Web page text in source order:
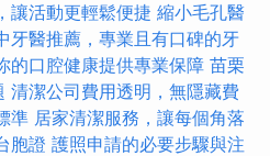
讓活動更輕鬆便捷 縮小毛孔醫
牙醫推薦，專業且有口碑的牙
的口腔健康提供專業保障 苗栗
清潔公司費用透明，無隱藏費
準 居家清潔服務，讓每個角落
胞證 護照申請的必要步驟與注